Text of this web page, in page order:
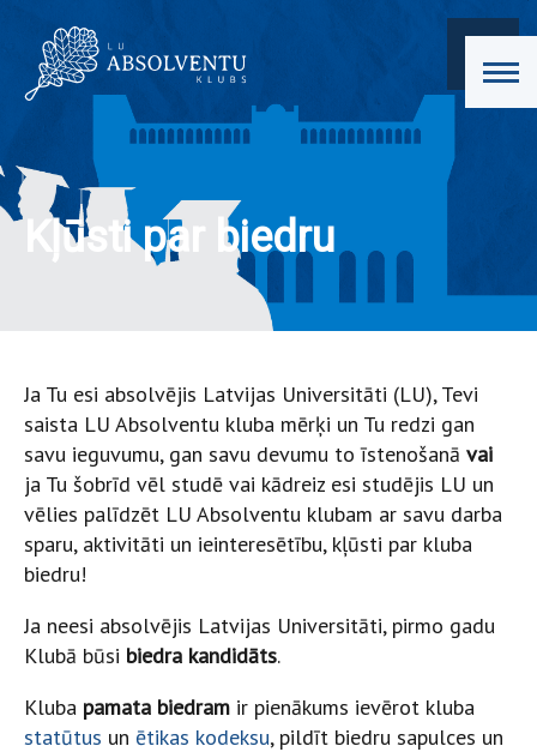
Kļūsti par biedru
Ja Tu esi absolvējis Latvijas Universitāti (LU), Tevi
saista LU Absolventu kluba mērķi un Tu redzi gan
savu ieguvumu, gan savu devumu to īstenošanā vai
ja Tu šobrīd vēl studē vai kādreiz esi studējis LU un
vēlies palīdzēt LU Absolventu klubam ar savu darba
sparu, aktivitāti un ieinteresētību, kļūsti par kluba
biedru!
Ja neesi absolvējis Latvijas Universitāti, pirmo gadu
Klubā būsi biedra kandidāts.
Kluba pamata biedram ir pienākums ievērot kluba
statūtus un ētikas kodeksu, pildīt biedru sapulces un